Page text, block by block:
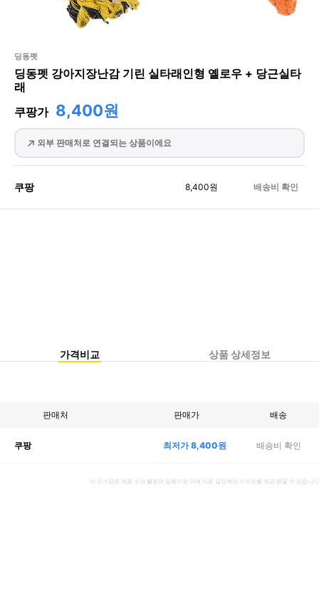
딩동펫
딩동펫 강아지장난감 기린 실타래인형 옐로우 + 당근실타
래
쿠팡가 8,400원
외부 판매처로 연결되는 상품이에요
쿠팡 8,400원 배송비 확인
가격비교 상품 상세정보
판매처 판매가 배송
쿠팡 최저가8,400원 배송비 확인
이 포스팅은 제품 소개 활동의 일환으로 이에 따른 일정액의 수수료를 제공 받을 수 있습니다